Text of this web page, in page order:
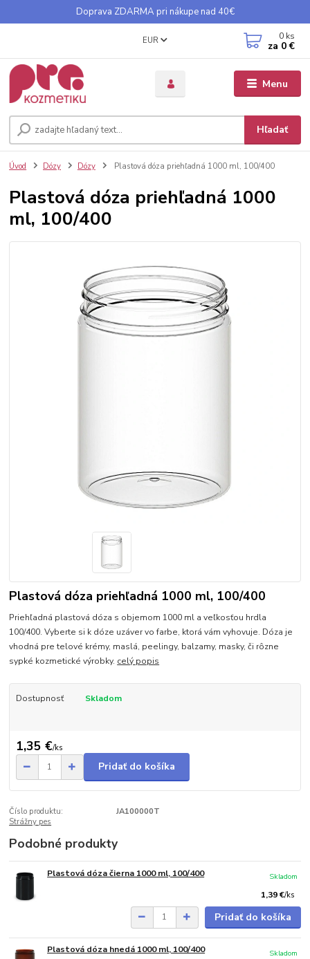
Doprava ZDARMA pri nákupe nad 40€
Menu
EUR
Hľadať
0 ks
za 0 €
Úvod Dózy Dózy Plastová dóza priehľadná 1000 ml, 100/400
Plastová dóza priehľadná 1000
ml, 100/400
Plastová dóza priehľadná 1000 ml, 100/400
Priehľadná plastová dóza s objemom 1000 ml a veľkosťou hrdla
100/400. Vyberte si k dóze uzáver vo farbe, ktorá vám vyhovuje. Dóza je
vhodná pre telové krémy, maslá, peelingy, balzamy, masky, či rôzne
sypké kozmetické výrobky. celý popis
Dostupnosť Skladom
1,35 €/ks
Pridať do košíka
Číslo produktu:
JA100000T
Strážny pes
Podobné produkty
Plastová dóza čierna 1000 ml, 100/400
1,39 €/ks
Skladom
Pridať do košíka
Plastová dóza hnedá 1000 ml, 100/400
Skladom